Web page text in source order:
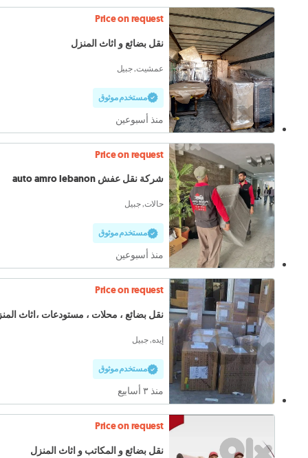
Price on request
نقل بضائع و اثاث المنزل
عمشيت, جبيل
مستخدم موثوق
منذ أسبوعين
Price on request
شركة نقل عفش auto amro lebanon
حالات, جبيل
مستخدم موثوق
منذ أسبوعين
Price on request
نقل بضائع ، محلات ، مستودعات ،اثاث المنزل
إيده, جبيل
مستخدم موثوق
منذ ٣ أسابيع
Price on request
نقل بضائع و المكاتب و اثاث المنزل